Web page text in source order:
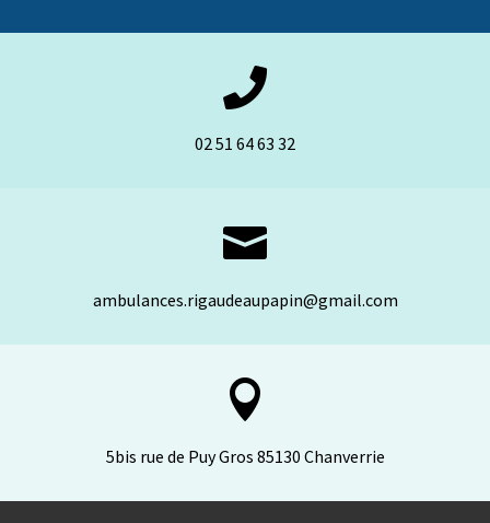

02 51 64 63 32

ambulances.rigaudeaupapin@gmail.com

5bis rue de Puy Gros 85130 Chanverrie